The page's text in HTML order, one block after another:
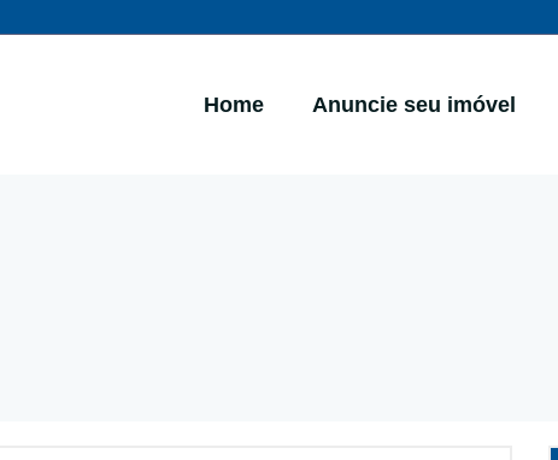
Home Anuncie seu imóvel